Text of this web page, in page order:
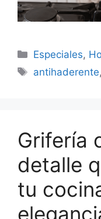
Categorías
Especiales,
Etiquetas
antihaderente,
Grifería
detalle
tu